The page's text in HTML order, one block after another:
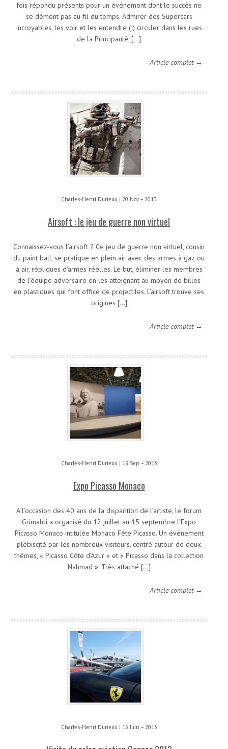
fois répondu présents pour un événement dont le succès ne
se dément pas au fil du temps. Admirer des Supercars
incroyables, les voir et les entendre (!) circuler dans les rues
de la Principauté, […]
Article complet →
Charles-Henri Durieux | 20 Nov – 2013
Airsoft : le jeu de guerre non virtuel
Connaissez-vous l’airsoft ? Ce jeu de guerre non virtuel, cousin
du paint ball, se pratique en plein air avec des armes à gaz ou
à air, répliques d’armes réelles. Le but, éliminer les membres
de l’équipe adversaire en les atteignant au moyen de billes
en plastiques qui font office de projectiles. L’airsoft trouve ses
origines […]
Article complet →
Charles-Henri Durieux | 19 Sep – 2013
Expo Picasso Monaco
A l’occasion des 40 ans de la disparition de l’artiste, le forum
Grimaldi a organisé du 12 juillet au 15 septembre l’Expo
Picasso Monaco intitulée Monaco Fête Picasso. Un événement
plébiscité par les nombreux visiteurs, centré autour de deux
thèmes, « Picasso Côte d’Azur » et « Picasso dans la collection
Nahmad ». Très attaché […]
Article complet →
Charles-Henri Durieux | 15 Juin – 2013